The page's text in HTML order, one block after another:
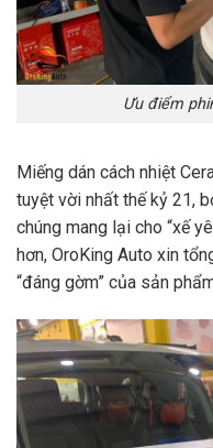
Ưu điểm
Miếng dán cách nhiệt
tuyệt vời nhất thế kỷ 21,
chúng mang lại cho “xế
hơn, OroKing Auto xin
“đáng gờm” của sản